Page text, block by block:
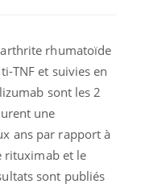
rhumatoïde
TNF et suivies en
sont les 2
une
ans par rapport à
rituximab et le
sont publiés